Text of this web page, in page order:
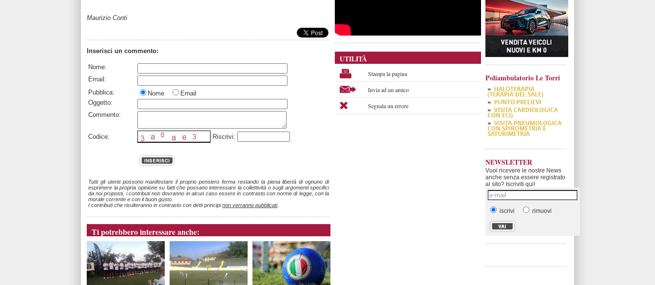
Maurizio Conti
Inserisci un commento:
Nome:
Email:
Pubblica:
Nome
Email
Oggetto:
Commento:
Codice: Riscrivi:
Tutti gli utenti possono manifestare il proprio pensiero ferma restando la piena libertà di ognuno di
esprimere la propria opinione su fatti che possano interessare la collettività o sugli argomenti specifici
da noi proposti, i contributi non dovranno in alcun caso essere in contrasto con norme di legge, con la
morale corrente e con il buon gusto.
I contributi che risulteranno in contrasto con detti principinon verranno pubblicati.
Ti potrebbero interessare anche:
UTILITÀ
Stampa la pagina
Invia ad un amico
Segnala un errore
Poliambulatorio Le Torri
NEWSLETTER
Vuoi ricevere le nostre News
anche senza essere registrato
al sito? Iscriviti qui!
iscrivi rimuovi